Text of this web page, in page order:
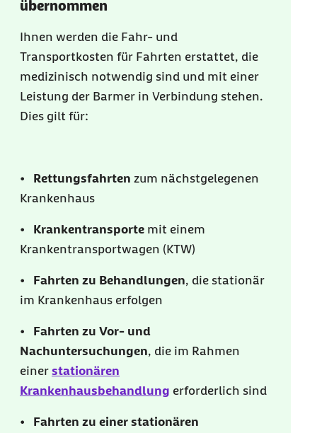
übernommen
Ihnen werden die Fahr- und
Transportkosten für Fahrten erstattet, die
medizinisch notwendig sind und mit einer
Leistung der Barmer in Verbindung stehen.
Dies gilt für:
• Rettungsfahrten zum nächstgelegenen
Krankenhaus
• Krankentransportemit einem
Krankentransportwagen (KTW)
• Fahrten zu Behandlungen, die stationär
im Krankenhaus erfolgen
• Fahrten zu Vor- und
Nachuntersuchungen, die im Rahmen
einer stationären
Krankenhausbehandlung erforderlich sind
• Fahrten zu einer stationären